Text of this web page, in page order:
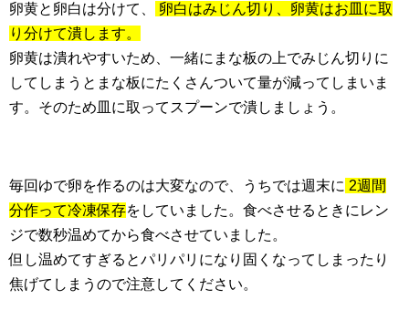
卵黄と卵白は分けて、
卵白はみじん切り、卵黄はお皿に取
り分けて潰します。
卵黄は潰れやすいため、一緒にまな板の上でみじん切りに
してしまうとまな板にたくさんついて量が減ってしまいま
す。そのため皿に取ってスプーンで潰しましょう。
毎回ゆで卵を作るのは大変なので、うちでは週末に 2週間
分作って冷凍保存をしていました。食べさせるときにレン
ジで数秒温めてから食べさせていました。
但し温めてすぎるとパリパリになり固くなってしまったり
焦げてしまうので注意してください。